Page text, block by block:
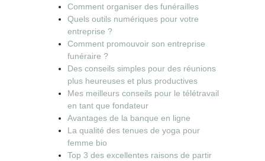
Comment organiser des funérailles
Quels outils numériques pour votre
entreprise ?
Comment promouvoir son entreprise
funéraire ?
Des conseils simples pour des réunions
plus heureuses et plus productives
Mes meilleurs conseils pour le télétravail
en tant que fondateur
Avantages de la banque en ligne
La qualité des tenues de yoga pour
femme bio
Top 3 des excellentes raisons de partir